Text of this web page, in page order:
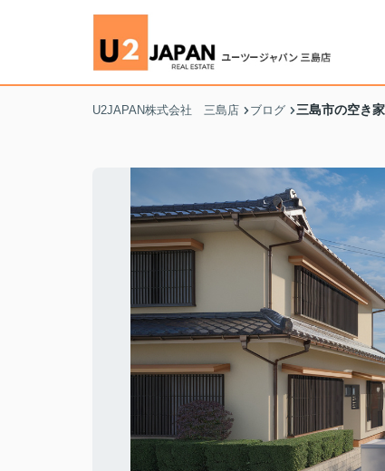
U2JAPAN株式会社 三島店 ブログ 三島市の空き